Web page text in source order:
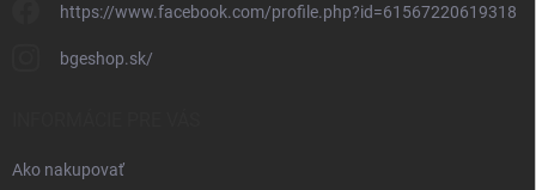
https://www.facebook.com/profile.php?id=61567220619318
bgeshop.sk/
Ako nakupovať